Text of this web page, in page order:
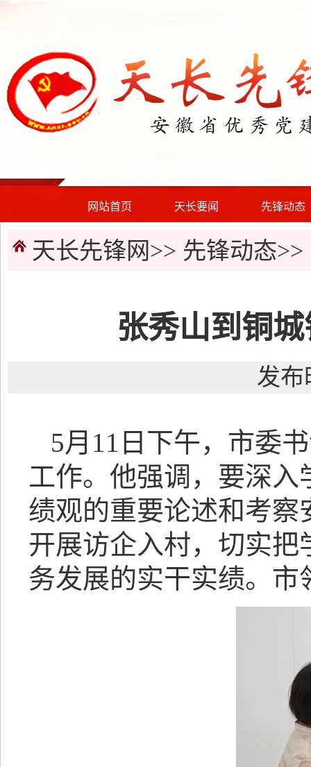
网站首页 天长要闻 先锋动态
天长先锋网>> 先锋动态>>
张秀山到铜
发布
5月11日下午，市委
工作。他强调，要深
绩观的重要论述和考
开展访企入村，切实
务发展的实干实绩。